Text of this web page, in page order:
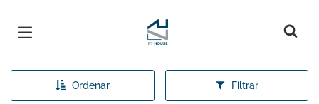
Página inicial
Ordenar Filtrar